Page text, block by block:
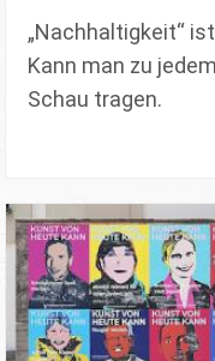
„Nachhaltigkeit“
Kann man zu
Schau tragen.